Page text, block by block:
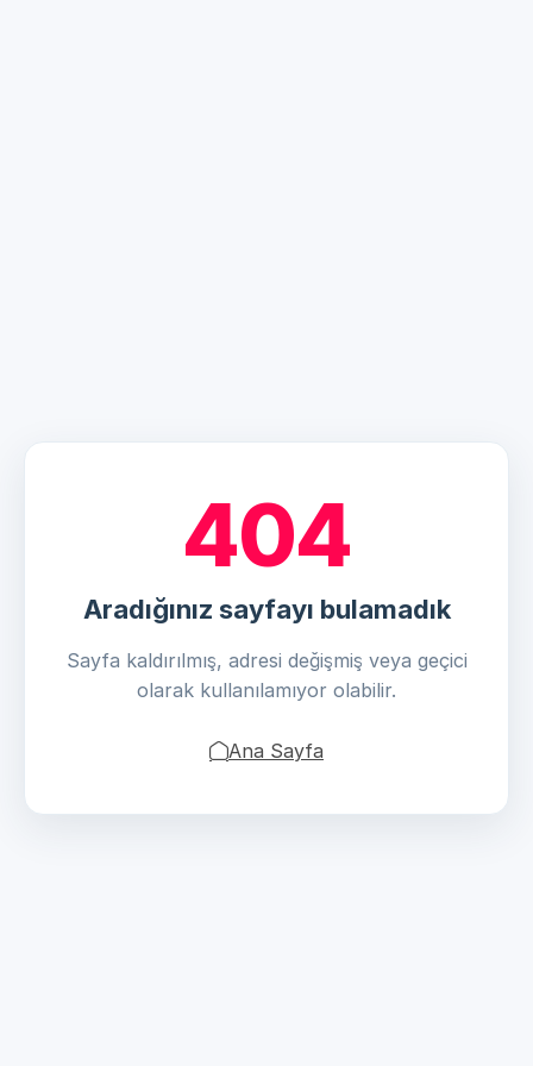
404
Aradığınız sayfayı bulamadık
Sayfa kaldırılmış, adresi değişmiş veya geçici
olarak kullanılamıyor olabilir.
Ana Sayfa